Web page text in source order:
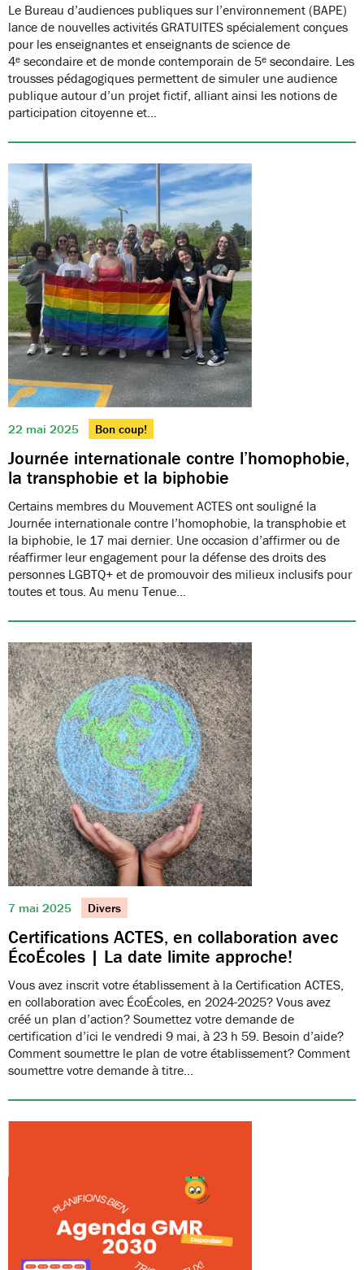
Le Bureau d’audiences publiques sur l’environnement (BAPE)
lance de nouvelles activités GRATUITES spécialement conçues
pour les enseignantes et enseignants de science de
4ᵉ secondaire et de monde contemporain de 5ᵉ secondaire. Les
trousses pédagogiques permettent de simuler une audience
publique autour d’un projet fictif, alliant ainsi les notions de
participation citoyenne et…
22 mai 2025 Bon coup!
Journée internationale contre l’homophobie,
la transphobie et la biphobie
Certains membres du Mouvement ACTES ont souligné la
Journée internationale contre l’homophobie, la transphobie et
la biphobie, le 17 mai dernier. Une occasion d’affirmer ou de
réaffirmer leur engagement pour la défense des droits des
personnes LGBTQ+ et de promouvoir des milieux inclusifs pour
toutes et tous. Au menu Tenue…
7 mai 2025 Divers
Certifications ACTES, en collaboration avec
ÉcoÉcoles | La date limite approche!
Vous avez inscrit votre établissement à la Certification ACTES,
en collaboration avec ÉcoÉcoles, en 2024-2025? Vous avez
créé un plan d’action? Soumettez votre demande de
certification d’ici le vendredi 9 mai, à 23 h 59. Besoin d’aide?
Comment soumettre le plan de votre établissement? Comment
soumettre votre demande à titre…